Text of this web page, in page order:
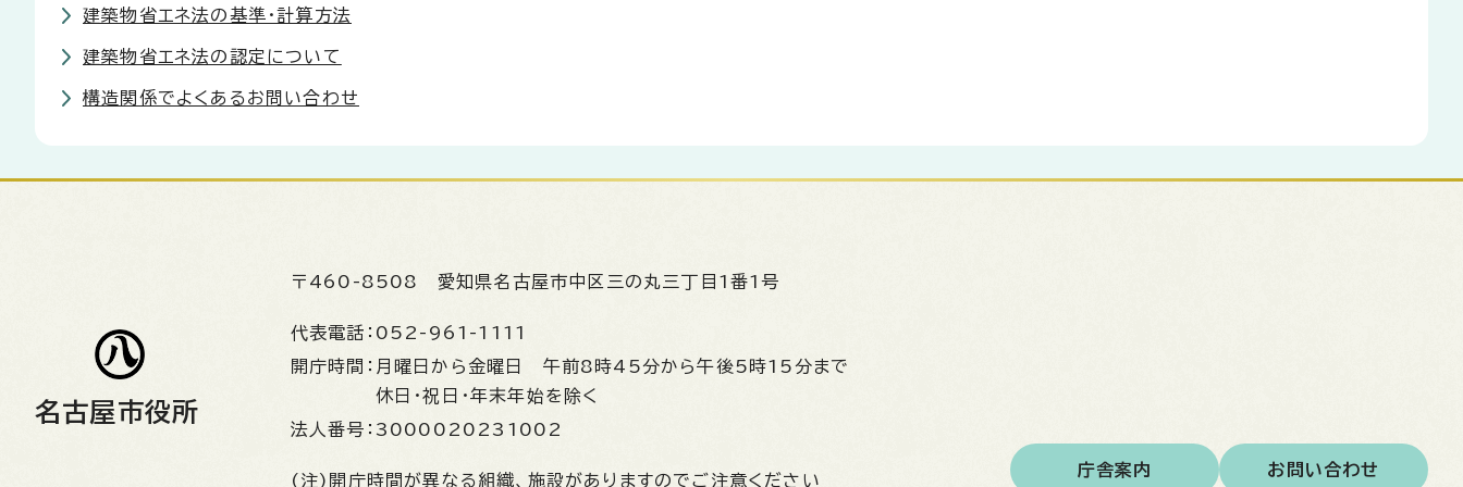
建築物省エネ法の基準・計算方法
建築物省エネ法の認定について
構造関係でよくあるお問い合わせ
名古屋市役所
〒460-8508 愛知県名古屋市中区三の丸三丁目1番1号
代表電話： 052-961-1111
開庁時間： 月曜日から金曜日 午前8時45分から午後5時15分まで
休日・祝日・年末年始を除く
法人番号： 3000020231002
(注)開庁時間が異なる組織、施設がありますのでご注意ください
庁舎案内 お問い合わせ